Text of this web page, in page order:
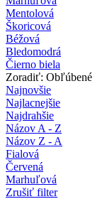
Mentolová
Škoricová
Béžová
Bledomodrá
Čierno biela
Zoradiť: Obľúbené
Najnovšie
Najlacnejšie
Najdrahšie
Názov A - Z
Názov Z - A
Fialová
Červená
Marhuľová
Zrušiť filter